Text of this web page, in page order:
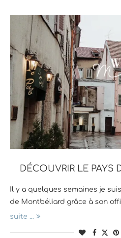
DÉCOUVRIR LE PAYS
Il y a quelques semaines je
de Montbéliard grâce à son
suite ...